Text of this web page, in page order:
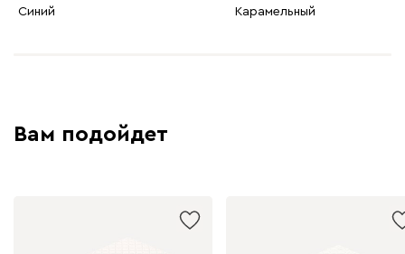
Синий
Карамельный
Вам подойдет